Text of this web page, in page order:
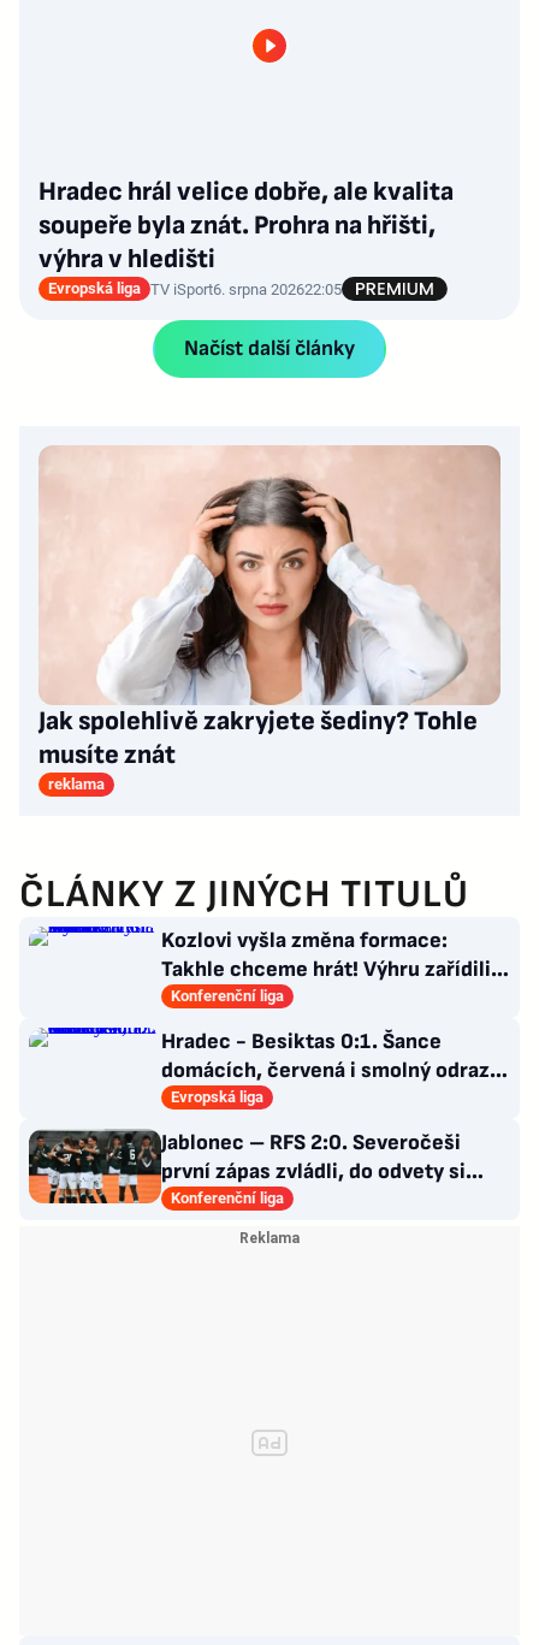
Hradec hrál velice dobře, ale kvalita
soupeře byla znát. Prohra na hřišti,
výhra v hledišti
Evropská liga TV iSport6. srpna 202622:05
Načíst další články
Jak spolehlivě zakryjete šediny? Tohle
musíte znát
reklama
ČLÁNKY Z JINÝCH TITULŮ
Kozlovi vyšla změna formace:
Takhle chceme hrát! Výhru zařídili
sváteční hlavičkáři
Konferenční liga
Hradec - Besiktas 0:1. Šance
domácích, červená i smolný odraz.
Votroci budou dotahovat
Evropská liga
Jablonec – RFS 2:0. Severočeši
první zápas zvládli, do odvety si
vezou nadějný náskok
Konferenční liga